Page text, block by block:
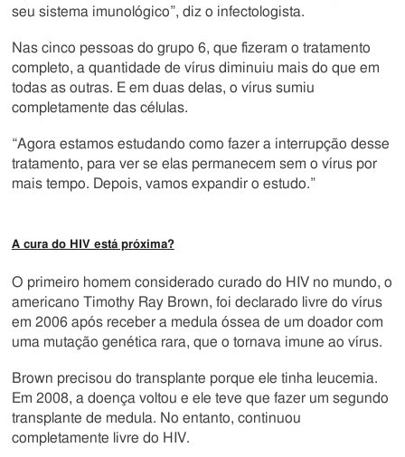
seu sistema imunológico”, diz o infectologista.
Nas cinco pessoas do grupo 6, que fizeram o tratamento
completo, a quantidade de vírus diminuiu mais do que em
todas as outras. E em duas delas, o vírus sumiu
completamente das células.
“Agora estamos estudando como fazer a interrupção desse
tratamento, para ver se elas permanecem sem o vírus por
mais tempo. Depois, vamos expandir o estudo.”
A cura do HIV está próxima?
O primeiro homem considerado curado do HIV no mundo, o
americano Timothy Ray Brown, foi declarado livre do vírus
em 2006 após receber a medula óssea de um doador com
uma mutação genética rara, que o tornava imune ao vírus.
Brown precisou do transplante porque ele tinha leucemia.
Em 2008, a doença voltou e ele teve que fazer um segundo
transplante de medula. No entanto, continuou
completamente livre do HIV.